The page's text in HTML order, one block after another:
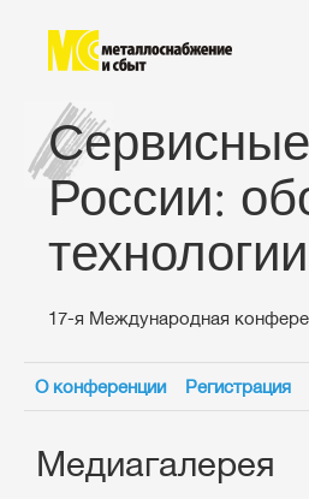
России:
17-я Международная
О конференции Регистрация
Медиагалерея